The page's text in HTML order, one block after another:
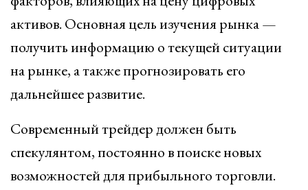
активов. Основная цель изучения рынка —
получить информацию о текущей ситуации
на рынке, а также прогнозировать его
дальнейшее развитие.
Современный трейдер должен быть
спекулянтом, постоянно в поиске новых
возможностей для прибыльного торговли.